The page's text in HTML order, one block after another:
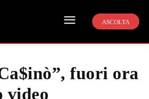
ASCOLTA
fuori ora
video